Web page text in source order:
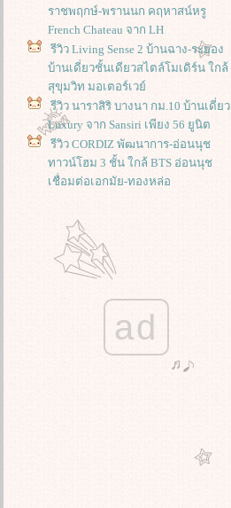
ราชพฤกษ์-พรานนก คฤหาสน์หรู
French Chateau จาก LH
รีวิว Living Sense 2 บ้านฉาง-ระยอง
บ้านเดี่ยวชั้นเดียวสไตล์โมเดิร์น ใกล้
สุขุมวิท มอเตอร์เวย์
รีวิว นาราสิริ บางนา กม.10 บ้านเดี่ยว
Luxury จาก Sansiri เพียง 56 ยูนิต
รีวิว CORDIZ พัฒนาการ-อ่อนนุช
ทาวน์โฮม 3 ชั้น ใกล้ BTS อ่อนนุช
เชื่อมต่อเอกมัย-ทองหล่อ
รีวิว สราญสิริ ราชพฤกษ์-346 Saransiri
Ratchapruek-346
รีวิว เศรษฐสิริ วัชรพล-เทพรักษ์ บ้าน
หญ่วิวทะเลสาบ ทำเลใกล้รถไฟฟ้า
รีวิว อณาสิริ ชัยพฤกษ์-วงแหวน 2
Anasiri Chaiyapruek-Wongwaen 2
รีวิว สราญสิริ ศาลายา-ปิ่นเกล้า
รีวิว บุราสิริ จตุโชติ บ้านเดี่ยวหรู
ad